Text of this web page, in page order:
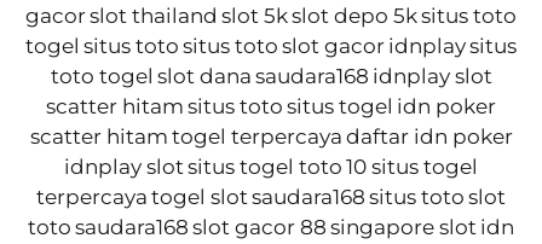
gacorslot thailand slot 5kslot depo 5ksitus toto
togel situs toto situs toto slot gacor idnplaysitus
toto togel slot dana saudara168 idnplay slot
scatter hitam situs toto situs togel idn poker
scatter hitam togel terpercaya daftar idn poker
idnplay slotsitus togel toto 10 situs togel
terpercaya togel slotsaudara168 situs toto slot
toto saudara168 slot gacor 88 singapore slot idn